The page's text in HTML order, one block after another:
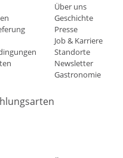
Über uns
Geschichte
Presse
Job & Karriere
Standorte
Newsletter
Gastronomie